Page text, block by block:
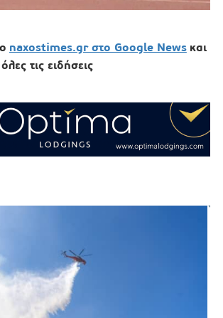
naxostimes.gr στο Google News και
τις ειδήσεις